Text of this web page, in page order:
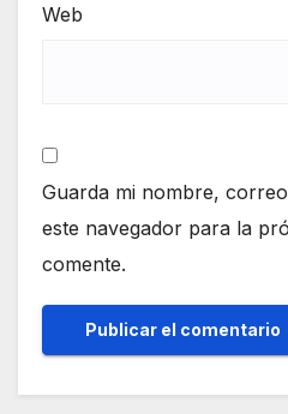
Web
Guarda mi nombre,
este navegador para la
comente.